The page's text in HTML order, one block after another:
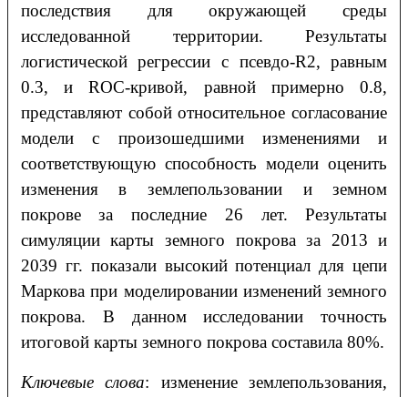
последствия для окружающей среды
исследованной территории. Результаты
логистической регрессии с псевдо-R2, равным
0.3, и ROC-кривой, равной примерно 0.8,
представляют собой относительное согласование
модели с произошедшими изменениями и
соответствующую способность модели оценить
изменения в землепользовании и земном
покрове за последние 26 лет. Результаты
симуляции карты земного покрова за 2013 и
2039 гг. показали высокий потенциал для цепи
Маркова при моделировании изменений земного
покрова. В данном исследовании точность
итоговой карты земного покрова составила 80%.
Ключевые слова: изменение землепользования,